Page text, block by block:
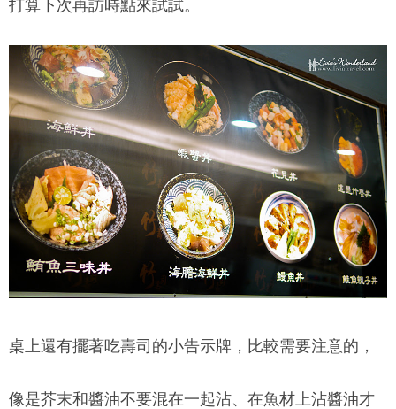
打算下次再訪時點來試試。
桌上還有擺著吃壽司的小告示牌，比較需要注意的，
像是芥末和醬油不要混在一起沾、在魚材上沾醬油才